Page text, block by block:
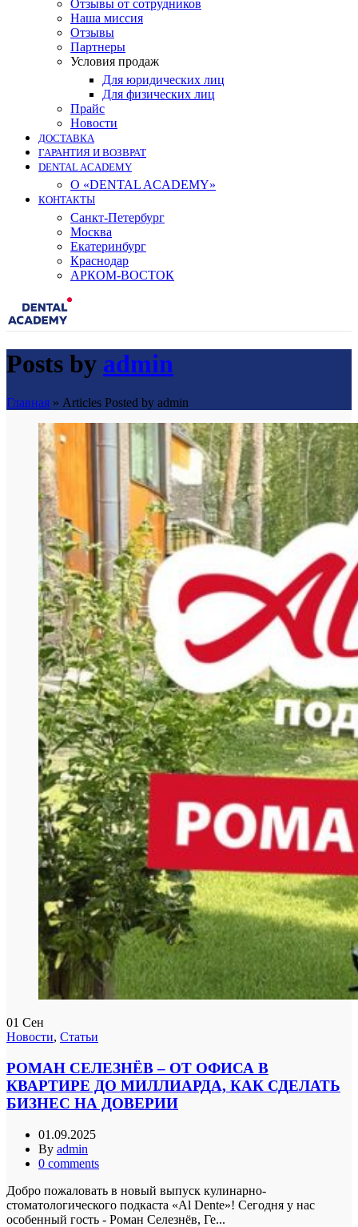
Отзывы от сотрудников
Наша миссия
Отзывы
Партнеры
Условия продаж
Для юридических лиц
Для физических лиц
Прайс
Новости
ДОСТАВКА
ГАРАНТИЯ И ВОЗВРАТ
DENTAL ACADEMY
О «DENTAL ACADEMY»
КОНТАКТЫ
Санкт-Петербург
Москва
Екатеринбург
Краснодар
АРКОМ-ВОСТОК
Posts by admin
Главная » Articles Posted by admin
01 Сен
Новости, Статьи
РОМАН СЕЛЕЗНЁВ – ОТ ОФИСА В
КВАРТИРЕ ДО МИЛЛИАРДА, КАК СДЕЛАТЬ
БИЗНЕС НА ДОВЕРИИ
01.09.2025
By admin
0 comments
Добро пожаловать в новый выпуск кулинарно-
стоматологического подкаста «Al Dente»! Сегодня у нас
особенный гость - Роман Селезнёв, Ге...